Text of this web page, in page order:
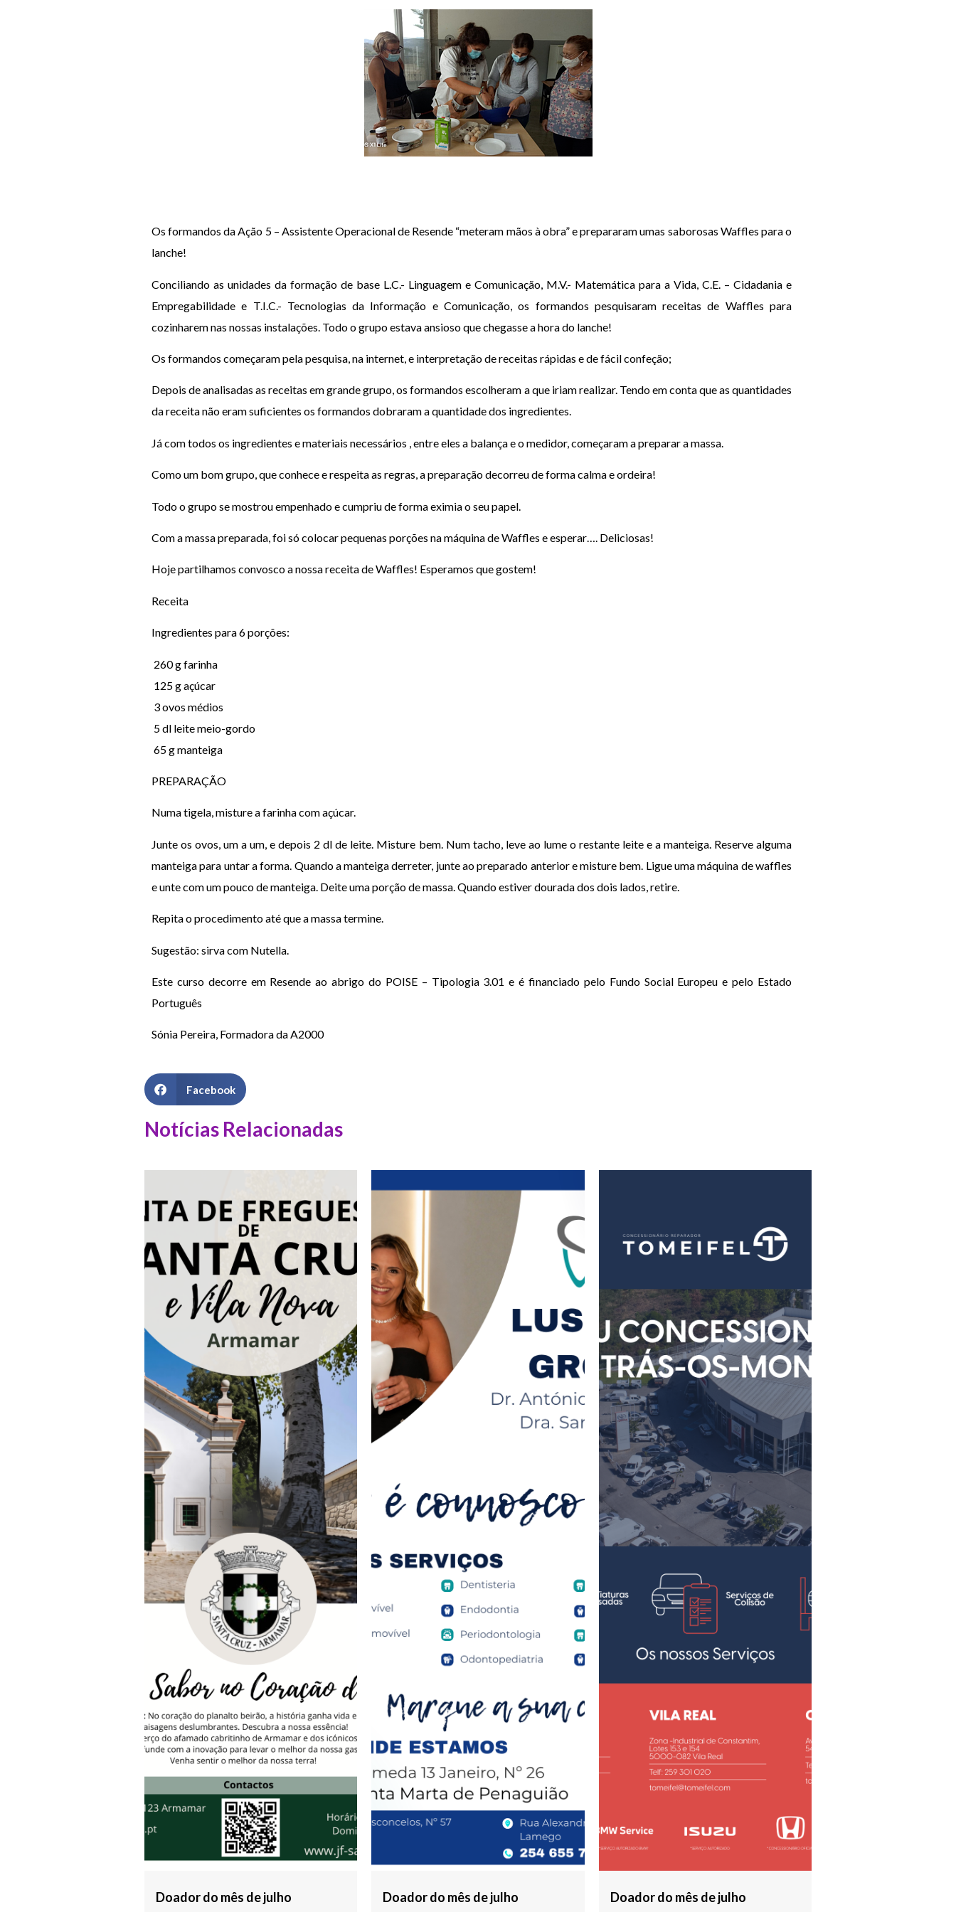
Os formandos da Ação 5 – Assistente Operacional de Resende “meteram mãos à obra” e prepararam umas saborosas Waffles para o
lanche!
Conciliando as unidades da formação de base L.C.- Linguagem e Comunicação, M.V.- Matemática para a Vida, C.E. – Cidadania e
Empregabilidade e T.I.C.- Tecnologias da Informação e Comunicação, os formandos pesquisaram receitas de Waffles para
cozinharem nas nossas instalações. Todo o grupo estava ansioso que chegasse a hora do lanche!
Os formandos começaram pela pesquisa, na internet, e interpretação de receitas rápidas e de fácil confeção;
Depois de analisadas as receitas em grande grupo, os formandos escolheram a que iriam realizar. Tendo em conta que as quantidades
da receita não eram suficientes os formandos dobraram a quantidade dos ingredientes.
Já com todos os ingredientes e materiais necessários , entre eles a balança e o medidor, começaram a preparar a massa.
Como um bom grupo, que conhece e respeita as regras, a preparação decorreu de forma calma e ordeira!
Todo o grupo se mostrou empenhado e cumpriu de forma eximia o seu papel.
Com a massa preparada, foi só colocar pequenas porções na máquina de Waffles e esperar…. Deliciosas!
Hoje partilhamos convosco a nossa receita de Waffles! Esperamos que gostem!
Receita
Ingredientes para 6 porções:
260 g farinha
 125 g açúcar
 3 ovos médios
5 dl leite meio-gordo
65 g manteiga
PREPARAÇÃO
Numa tigela, misture a farinha com açúcar.
Junte os ovos, um a um, e depois 2 dl de leite. Misture bem. Num tacho, leve ao lume o restante leite e a manteiga. Reserve alguma
manteiga para untar a forma. Quando a manteiga derreter, junte ao preparado anterior e misture bem. Ligue uma máquina de waffles
e unte com um pouco de manteiga. Deite uma porção de massa. Quando estiver dourada dos dois lados, retire.
Repita o procedimento até que a massa termine.
Sugestão: sirva com Nutella.
Este curso decorre em Resende ao abrigo do POISE – Tipologia 3.01 e é financiado pelo Fundo Social Europeu e pelo Estado
Português
Sónia Pereira, Formadora da A2000
Facebook
Notícias Relacionadas
Doador do mês de julho Doador do mês de julho Doador do mês de julho